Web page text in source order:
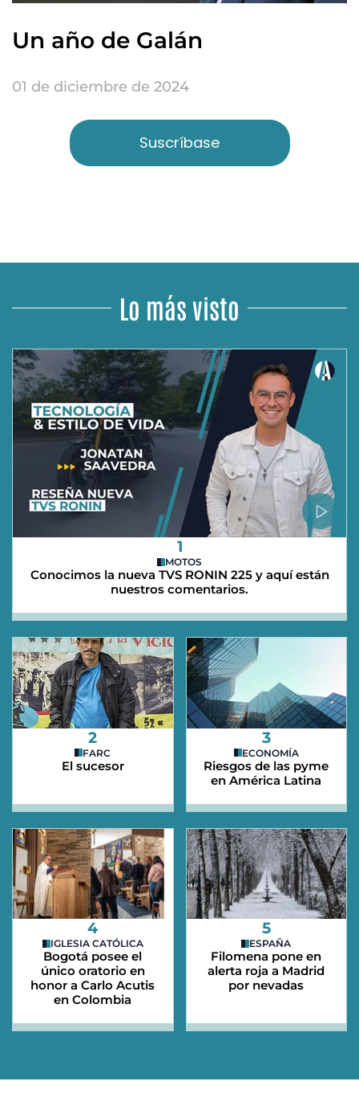
Un año de Galán
01 de diciembre de 2024
Suscríbase
Lo más visto
1
MOTOS
Conocimos la nueva TVS RONIN 225 y aquí están
nuestros comentarios.
2
FARC
El sucesor
3
ECONOMÍA
Riesgos de las pyme
en América Latina
4
IGLESIA CATÓLICA
Bogotá posee el
único oratorio en
honor a Carlo Acutis
en Colombia
5
ESPAÑA
Filomena pone en
alerta roja a Madrid
por nevadas